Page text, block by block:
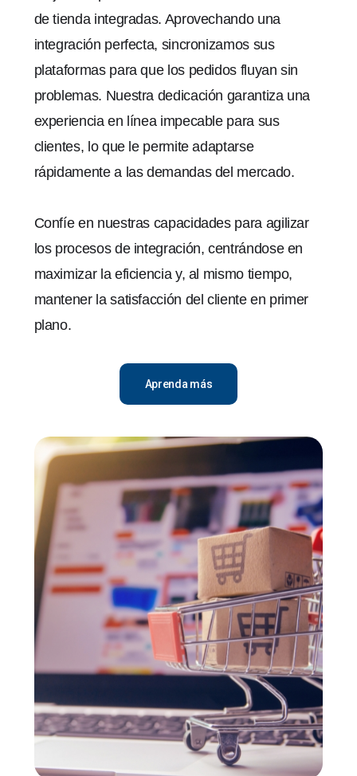
de tienda integradas. Aprovechando una
integración perfecta, sincronizamos sus
plataformas para que los pedidos fluyan sin
problemas. Nuestra dedicación garantiza una
experiencia en línea impecable para sus
clientes, lo que le permite adaptarse
rápidamente a las demandas del mercado.
Confíe en nuestras capacidades para agilizar
los procesos de integración, centrándose en
maximizar la eficiencia y, al mismo tiempo,
mantener la satisfacción del cliente en primer
plano.
Aprenda más